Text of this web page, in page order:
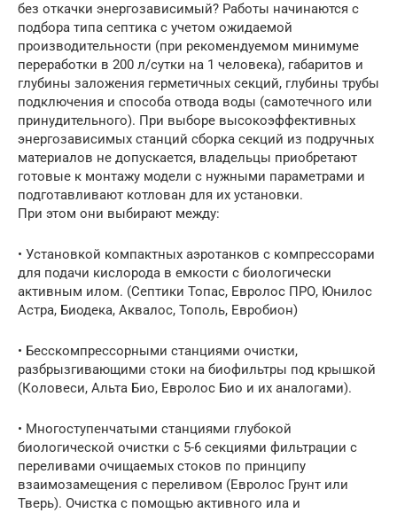
без откачки энергозависимый? Работы начинаются с
подбора типа септика с учетом ожидаемой
производительности (при рекомендуемом минимуме
переработки в 200 л/сутки на 1 человека), габаритов и
глубины заложения герметичных секций, глубины трубы
подключения и способа отвода воды (самотечного или
принудительного). При выборе высокоэффективных
энергозависимых станций сборка секций из подручных
материалов не допускается, владельцы приобретают
готовые к монтажу модели с нужными параметрами и
подготавливают котлован для их установки.
При этом они выбирают между:
• Установкой компактных аэротанков с компрессорами
для подачи кислорода в емкости с биологически
активным илом. (Септики Топас, Евролос ПРО, Юнилос
Астра, Биодека, Аквалос, Тополь, Евробион)
• Бесскомпрессорными станциями очистки,
разбрызгивающими стоки на биофильтры под крышкой
(Коловеси, Альта Био, Евролос Био и их аналогами).
• Многоступенчатыми станциями глубокой
биологической очистки с 5-6 секциями фильтрации с
переливами очищаемых стоков по принципу
взаимозамещения с переливом (Евролос Грунт или
Тверь). Очистка с помощью активного ила и